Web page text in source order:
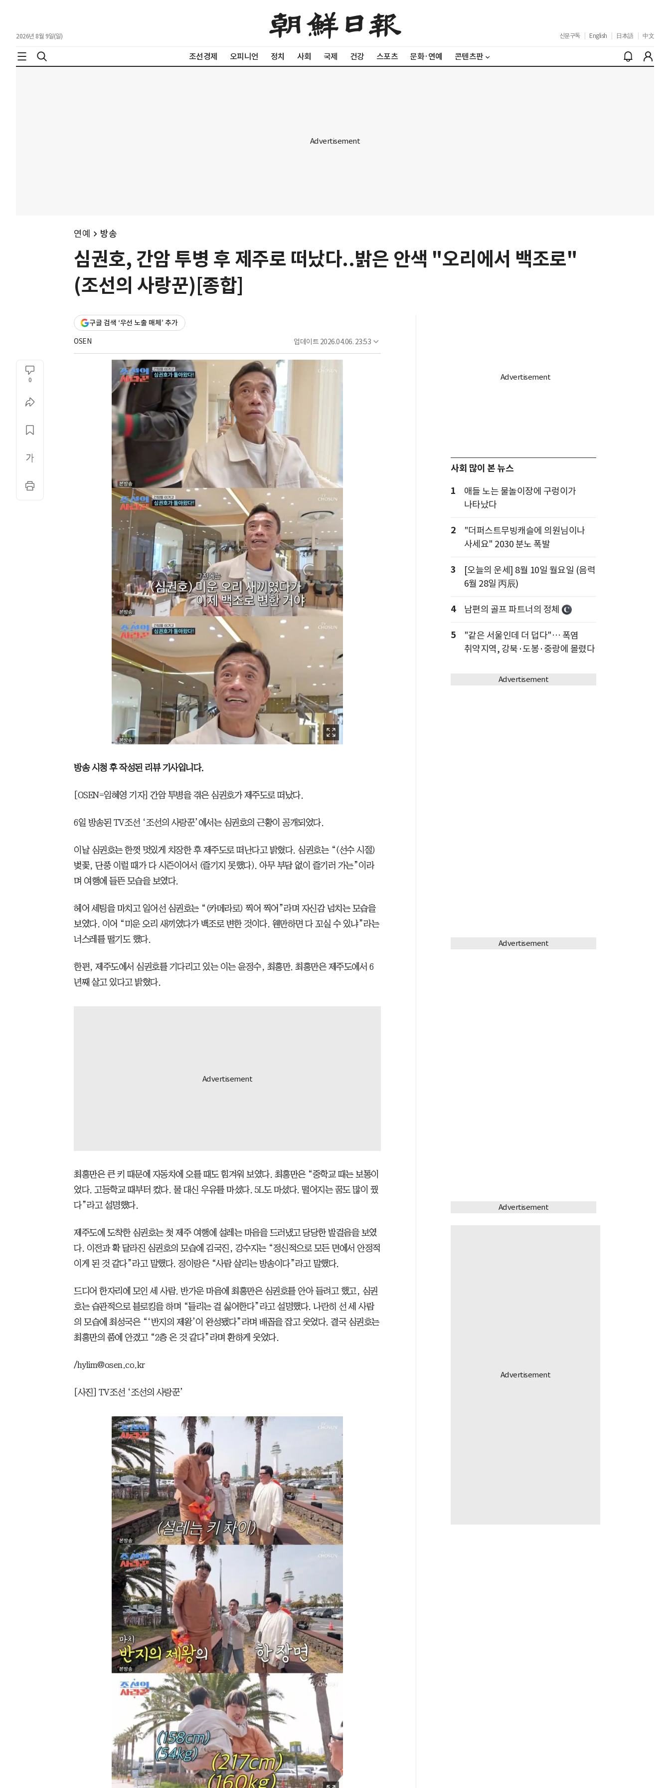
2026년 8월 9일(일) 신문구독 English 日本語 中文
조선경제 오피니언 정치 사회 국제 건강 스포츠 문화·연예 콘텐츠판
연예 방송
심권호, 간암 투병 후 제주로 떠났다..밝은 안색 "오리에서 백조로"
(조선의 사랑꾼)[종합]
구글 검색 ‘우선 노출 매체’ 추가
OSEN 업데이트 2026.04.06. 23:53
0
방송 시청 후 작성된 리뷰 기사입니다.
[OSEN=임혜영 기자] 간암 투병을 겪은 심권호가 제주도로 떠났다.
6일 방송된 TV조선 ‘조선의 사랑꾼’에서는 심권호의 근황이 공개되었다.
이날 심권호는 한껏 멋있게 치장한 후 제주도로 떠난다고 밝혔다. 심권호는 “(선수 시절)
벚꽃, 단풍 이럴 때가 다 시즌이어서 (즐기지 못했다). 아무 부담 없이 즐기러 가는”이라
며 여행에 들뜬 모습을 보였다.
헤어 세팅을 마치고 일어선 심권호는 “(카메라로) 찍어 찍어”라며 자신감 넘치는 모습을
보였다. 이어 “미운 오리 새끼였다가 백조로 변한 것이다. 웬만하면 다 꼬실 수 있냐”라는
너스레를 떨기도 했다.
한편, 제주도에서 심권호를 기다리고 있는 이는 윤정수, 최홍만. 최홍만은 제주도에서 6
년째 살고 있다고 밝혔다.
최홍만은 큰 키 때문에 자동차에 오를 때도 힘겨워 보였다. 최홍만은 “중학교 때는 보통이
었다. 고등학교 때부터 컸다. 물 대신 우유를 마셨다. 5L도 마셨다. 떨어지는 꿈도 많이 꿨
다”라고 설명했다.
제주도에 도착한 심권호는 첫 제주 여행에 설레는 마음을 드러냈고 당당한 발걸음을 보였
다. 이전과 확 달라진 심권호의 모습에 김국진, 강수지는 “정신적으로 모든 면에서 안정적
이게 된 것 같다”라고 말했다. 정이랑은 “사람 살리는 방송이다”라고 말했다.
드디어 한자리에 모인 세 사람. 반가운 마음에 최홍만은 심권호를 안아 들려고 했고, 심권
호는 습관적으로 블로킹을 하며 “들리는 걸 싫어한다”라고 설명했다. 나란히 선 세 사람
의 모습에 최성국은 “‘반지의 제왕’이 완성됐다”라며 배꼽을 잡고 웃었다. 결국 심권호는
최홍만의 품에 안겼고 “2층 온 것 같다”라며 환하게 웃었다.
/hylim@osen.co.kr
[사진] TV조선 ‘조선의 사랑꾼’
사회 많이 본 뉴스
1
애들 노는 물놀이장에 구렁이가
나타났다
2
"더퍼스트무빙캐슬에 의원님이나
사세요" 2030 분노 폭발
3
[오늘의 운세] 8월 10일 월요일 (음력
6월 28일 丙辰)
4 남편의 골프 파트너의 정체
5
"같은 서울인데 더 덥다"… 폭염
취약지역, 강북·도봉·중랑에 몰렸다